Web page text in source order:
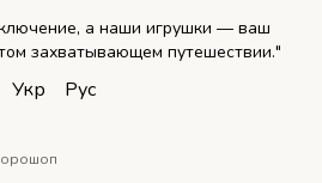
а наши игрушки — ваш
захватывающем путешествии."
Укр Рус